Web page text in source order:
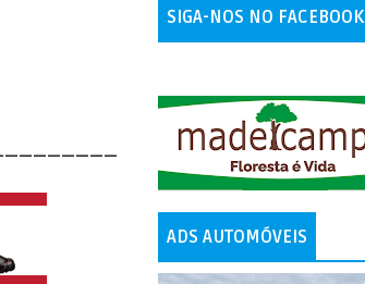
SIGA-NOS NO FACEBOOK
ADS AUTOMÓVEIS